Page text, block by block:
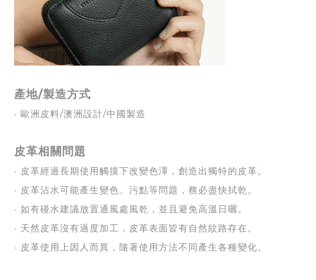
產地/製造方式
∙ 歐洲皮料/澳洲設計/中國製造
皮革相關問題
∙ 皮革經過長期使用觸摸下改變色澤，創造出獨特的皮革。
∙ 皮革沾水可能產生變色、污點等問題，務必盡快拭乾。
∙ 如有碰水建議放置通風處風乾，並且避免高溫日曬。
∙ 天然皮革沒有過度加工，皮革表面皆有自然紋路存在。
∙ 皮革使用上因人而異，隨著使用方法不同產生各種變化。